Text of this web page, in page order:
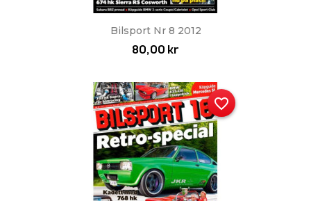
Bilsport Nr 8 2012
80,00 kr
favorite_border